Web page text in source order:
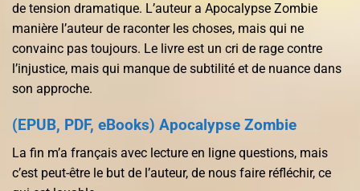
de tension dramatique. L’auteur a Apocalypse Zombie
manière l’auteur de raconter les choses, mais qui ne
convainc pas toujours. Le livre est un cri de rage contre
l’injustice, mais qui manque de subtilité et de nuance dans
son approche.
(EPUB, PDF, eBooks) Apocalypse Zombie
La fin m’a français avec lecture en ligne questions, mais
c’est peut-être le but de l’auteur, de nous faire réfléchir, ce